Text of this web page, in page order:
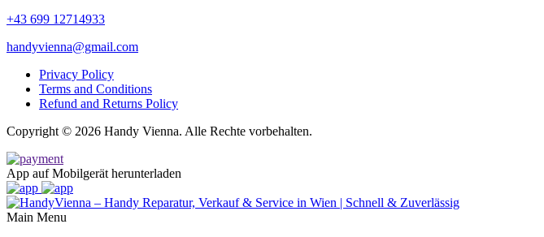
+43 699 12714933
handyvienna@gmail.com
Privacy Policy
Terms and Conditions
Refund and Returns Policy
Copyright © 2026 Handy Vienna. Alle Rechte vorbehalten.
App auf Mobilgerät herunterladen
Main Menu